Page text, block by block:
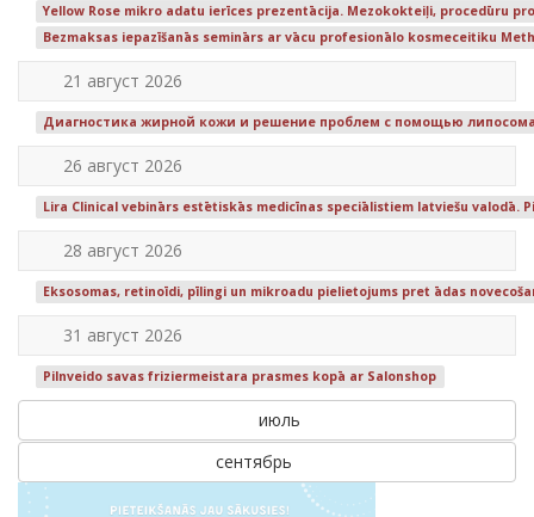
Yellow Rose mikro adatu ierīces prezentācija. Mezokokteiļi, procedūru
Bezmaksas iepazīšanās seminārs ar vācu profesionālo kosmeceitiku
21 август 2026
Диагностика жирной кожи и решение проблем с помощью
26 август 2026
Lira Clinical vebinārs estētiskās medicīnas speciālistiem latviešu valodā.
28 август 2026
Eksosomas, retinoīdi, pīlingi un mikroadu pielietojums pret ādas
31 август 2026
Pilnveido savas friziermeistara prasmes kopā ar Salonshop
июль
сентябрь